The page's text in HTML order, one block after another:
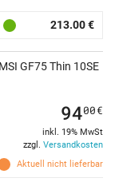
213.00 €
GF75 Thin 10SE
Aktuell nicht lieferbar
9400€
inkl. 19% MwSt
zzgl. Versandkosten